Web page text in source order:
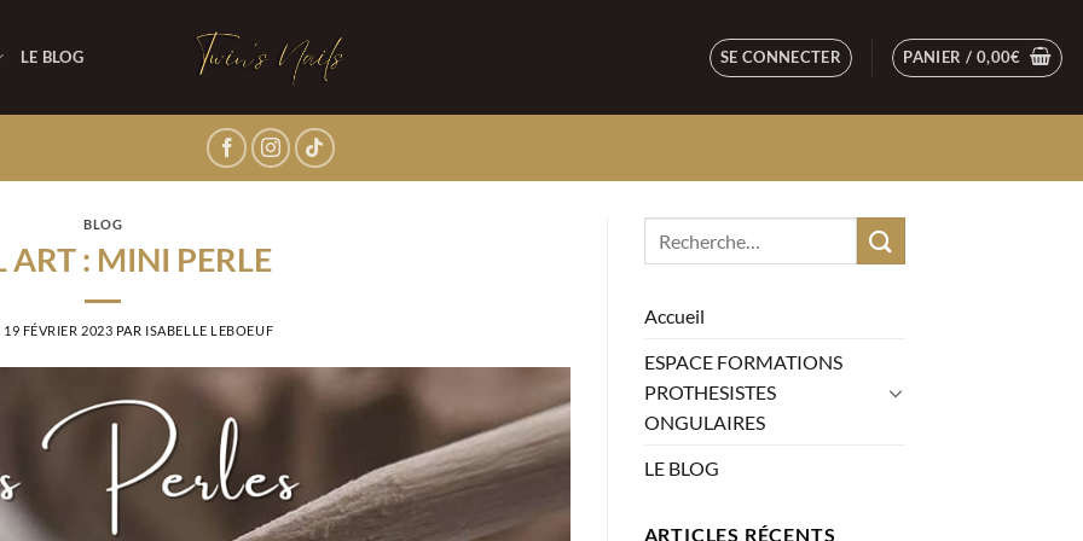
LE BLOG SE CONNECTER PANIER / 0,00€
BLOG
ART : MINI PERLE
19 FÉVRIER 2023 PAR ISABELLE LEBOEUF
Accueil
ESPACE FORMATIONS
PROTHESISTES
ONGULAIRES
LE BLOG
ARTICLES RÉCENTS